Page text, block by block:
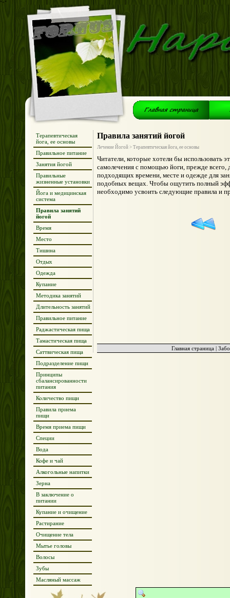
*+*
Правила занятий йогой
Лечение Йогой > Терапевтическая йога, ее основы
Читатели, которые хотели бы использовать
самолечения с помощью йоги, прежде всего,
подходящих времени, месте и одежде для
подобных вещах. Чтобы ощутить полный
необходимо усвоить следующие правила и
Главная страница|
Терапевтическая
йога, ее основы
Правильное питание
Занятия йогой
Правильные
жизненные установки
Йога и медицинская
система
Правила занятий
йогой
Время
Место
Тишина
Отдых
Одежда
Купание
Методика занятий
Длительность занятий
Правильное питание
Раджастическая пища
Тамастическая пища
Саттвическая пища
Подразделение пищи
Принципы
сбалансированности
питания
Количество пищи
Правила приема
пищи
Время приема пищи
Специи
Вода
Кофе и чай
Алкогольные напитки
Зерна
В заключение о
питании
Купание и очищение
Растирание
Очищение тела
Мытье головы
Волосы
Зубы
Масляный массаж